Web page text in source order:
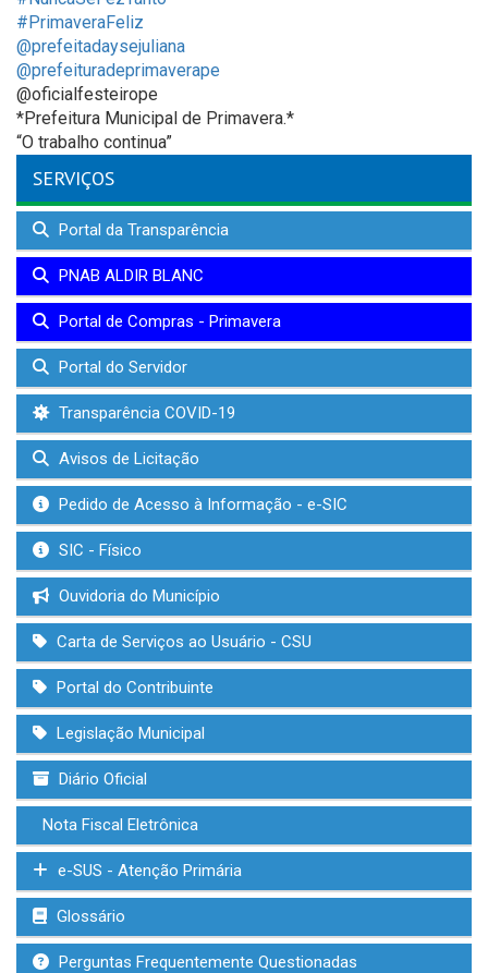
#PrimaveraFeliz
@prefeitadaysejuliana
@prefeituradeprimaverape
@oficialfesteirope
*Prefeitura Municipal de Primavera.*
“O trabalho continua”
SERVIÇOS
Portal da Transparência
PNAB ALDIR BLANC
Portal de Compras - Primavera
Portal do Servidor
Transparência COVID-19
Avisos de Licitação
Pedido de Acesso à Informação - e-SIC
SIC - Físico
Ouvidoria do Município
Carta de Serviços ao Usuário - CSU
Portal do Contribuinte
Legislação Municipal
Diário Oficial
Nota Fiscal Eletrônica
e-SUS - Atenção Primária
Glossário
Perguntas Frequentemente Questionadas